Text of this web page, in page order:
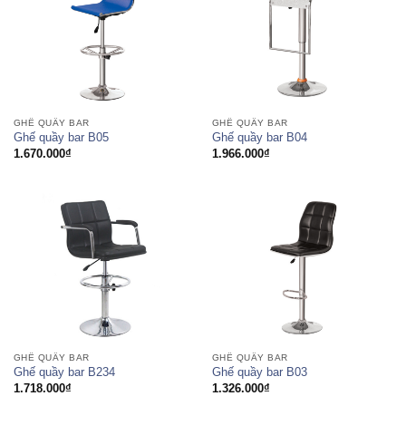
GHẾ QUẦY BAR
Ghế quầy bar B05
1.670.000₫
GHẾ QUẦY BAR
Ghế quầy bar B04
1.966.000₫
GHẾ QUẦY BAR
Ghế quầy bar B234
1.718.000₫
GHẾ QUẦY BAR
Ghế quầy bar B03
1.326.000₫